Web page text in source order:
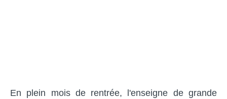
En plein mois de rentrée, l'enseigne de grande